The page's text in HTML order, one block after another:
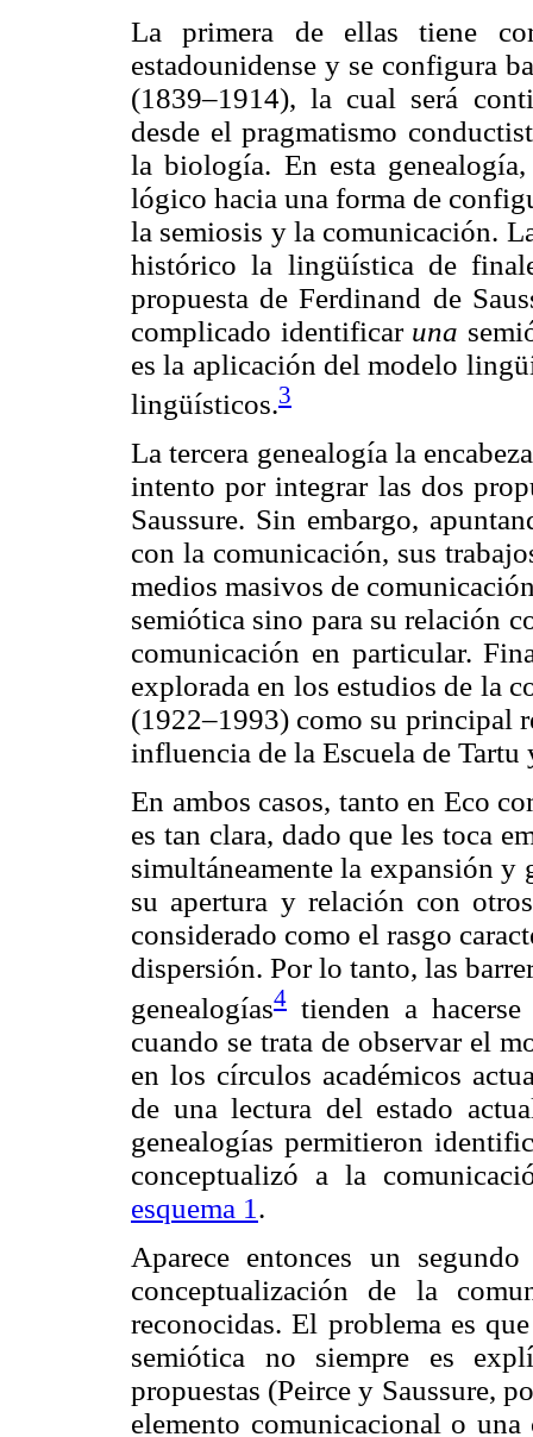
La primera de ellas tiene
estadounidense y se configura
(1839–1914), la cual será
desde el pragmatismo
la biología. En esta
lógico hacia una forma de
la semiosis y la comunicación.
histórico la lingüística de
propuesta de Ferdinand de
complicado identificar una
es la aplicación del modelo
lingüísticos.3
La tercera genealogía la
intento por integrar las dos
Saussure. Sin embargo,
con la comunicación, sus
medios masivos de
semiótica sino para su relación
comunicación en particular.
explorada en los estudios de la
(1922–1993) como su principal
influencia de la Escuela de
En ambos casos, tanto en Eco
es tan clara, dado que les toca
simultáneamente la expansión
su apertura y relación con
considerado como el rasgo
dispersión. Por lo tanto, las
genealogías4 tienden a
cuando se trata de observar el
en los círculos académicos
de una lectura del estado
genealogías permitieron
conceptualizó a la
esquema 1 .
Aparece entonces un
conceptualización de la
reconocidas. El problema es
semiótica no siempre es
propuestas (Peirce y Saussure,
elemento comunicacional o